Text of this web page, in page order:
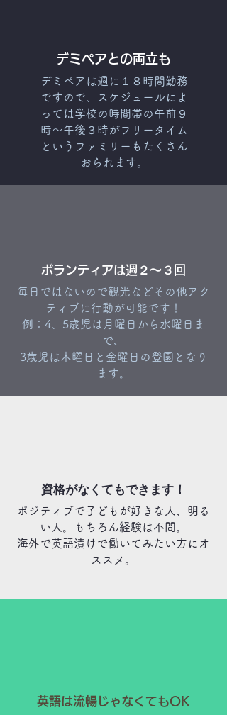
デミペアとの両立も
デミペアは週に１８時間勤務
ですので、スケジュールによ
っては学校の時間帯の午前９
時〜午後３時がフリータイム
というファミリーもたくさん
おられます。
ボランティアは週２〜３回
毎日ではないので観光などその他アク
ティブに行動が可能です！
例：4、5歳児は月曜日から水曜日ま
で、
3歳児は木曜日と金曜日の登園となり
ます。
資格がなくてもできます！
ポジティブで子どもが好きな人、明る
い人。もちろん経験は不問。
海外で英語漬けで働いてみたい方にオ
ススメ。
英語は流暢じゃなくてもOK